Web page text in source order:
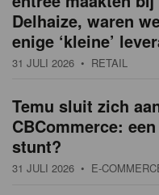
Delhaize, waren
enige ‘kleine’
31 JULI 2026 • RETAIL
Temu sluit zich
CBCommerce: een
stunt?
31 JULI 2026 • E-